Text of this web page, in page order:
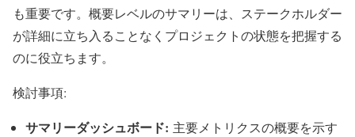
も重要です。概要レベルのサマリーは、ステークホルダー
が詳細に立ち入ることなくプロジェクトの状態を把握する
のに役立ちます。
検討事項:
サマリーダッシュボード: 主要メトリクスの概要を示す